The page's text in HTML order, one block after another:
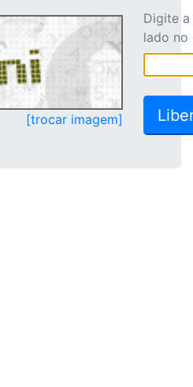
[trocar imagem]
Digite
lado no